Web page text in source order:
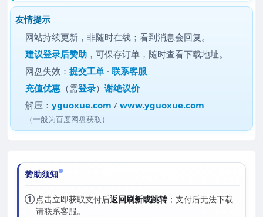
友情提示
网站持续更新，非随时在线；看到消息会回复。
建议登录后赞助 ，可保存订单，随时查看下载地址。
网盘失效：提交工单 ·联系客服
充值优惠 （需登录）谢绝议价
解压：yguoxue.com /www.yguoxue.com
（一般为百度网盘获取）
赞助须知
① 点击立即获取支付后返回刷新或跳转；支付后无法下载
请联系客服。